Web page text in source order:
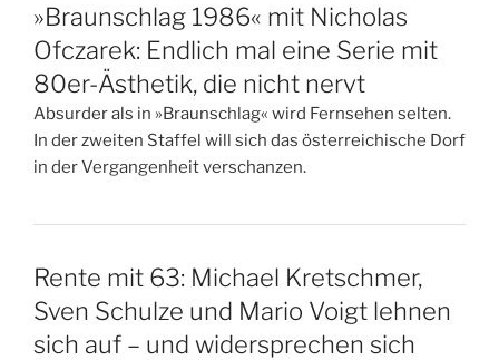
»Braunschlag 1986« mit Nicholas
Ofczarek: Endlich mal eine Serie mit
80er-Ästhetik, die nicht nervt
Absurder als in »Braunschlag« wird Fernsehen selten.
In der zweiten Staffel will sich das österreichische Dorf
in der Vergangenheit verschanzen.
Rente mit 63: Michael Kretschmer,
Sven Schulze und Mario Voigt lehnen
sich auf – und widersprechen sich